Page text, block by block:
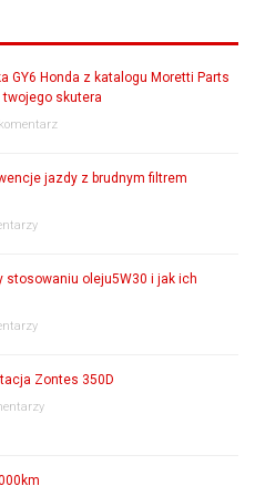
GY6 Honda z katalogu Moretti Parts
skutera
jazdy z brudnym filtrem
stosowaniu oleju5W30 i jak ich
Zontes 350D